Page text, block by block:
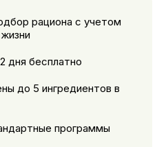
рациона с учетом
дня бесплатно
до 5 ингредиентов в
программы